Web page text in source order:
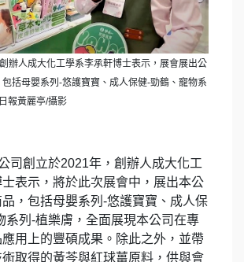
辦人成大化工學系李承軒博士表示，展會展出公
括母嬰系列-悠護寶寶、成人保健-勁鶴、寵物系
報黃麗亭/攝影
司創立於2021年，創辦人成大化工
表示，將於此次展會中，展出本公
，包括母嬰系列-悠護寶寶、成人保
系列-植樂膚，全面展現本公司在專
用上的豐碩成果。除此之外，並帶
取得的黃芩與紅球薑原料，供與會